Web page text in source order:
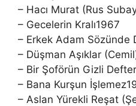
– Hacı Murat (Rus
– Gecelerin Kralı1967
– Erkek Adam Sözünde
– Düşman Aşıklar
– Bir Şoförün Gizli
– Bana Kurşun
– Aslan Yürekli Reşat